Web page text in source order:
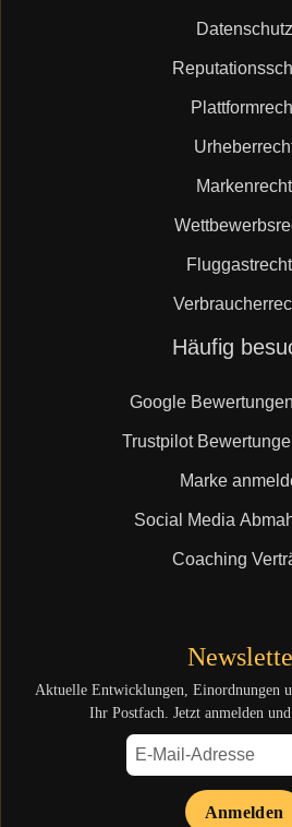
Datenschutz
Markenrecht
Häufig
Google
Trustpilot
Marke
Social Media
Coaching
Aktuelle Entwicklungen, Einordnungen
Ihr Postfach. Jetzt anmelden
Anmelden